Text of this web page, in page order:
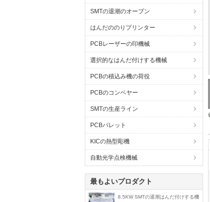
SMTの退潮のオーブン
はんだののりプリンター
PCBレーザーの印機械
選択的なはんだ付けする機械
PCBの積込み機の荷役
PCBのコンベヤー
SMTの生産ライン
PCBパレット
KICの熱型彫機
自動光学点検機械
最もよいプロダクト
8.5KW SMTの退潮はんだ付けする機